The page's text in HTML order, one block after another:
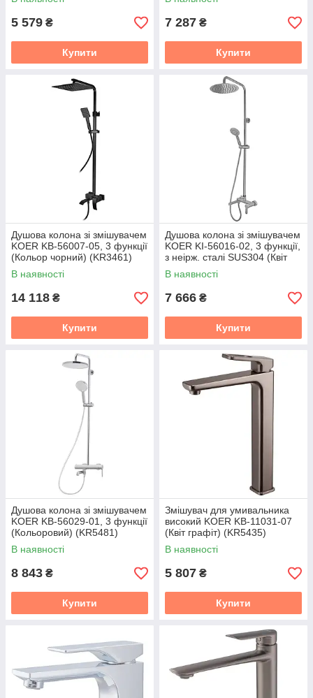
(KR5010)
5 579 ₴
Купити
7 287 ₴
Купити
Душова колона зі змішувачем
KOER KB-56007-05, 3 функції
(Кольор чорний) (KR3461)
В наявності
14 118 ₴
Купити
Душова колона зі змішувачем
KOER KI-56016-02, 3 функції,
з неірж. сталі SUS304 (Квіт
неіржавка сталь) (KR4791)
В наявності
7 666 ₴
Купити
Душова колона зі змішувачем
KOER KB-56029-01, 3 функції
(Кольоровий) (KR5481)
В наявності
8 843 ₴
Купити
Змішувач для умивальника
високий KOER KB-11031-07
(Квіт графіт) (KR5435)
В наявності
5 807 ₴
Купити